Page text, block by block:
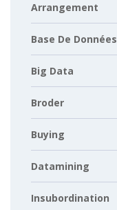
Arrangement
Base De Données
Big Data
Broder
Buying
Datamining
Insubordination